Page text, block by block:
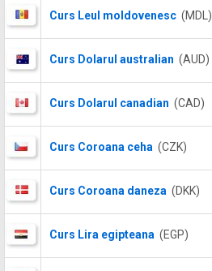
Curs Leul moldovenesc (MDL)
Curs Dolarul australian (AUD)
Curs Dolarul canadian (CAD)
Curs Coroana ceha (CZK)
Curs Coroana daneza (DKK)
Curs Lira egipteana (EGP)